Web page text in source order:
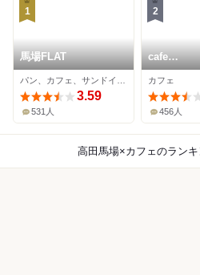
1
馬場FLAT
3.59
531人
2
cafe
カフェ
456人
高田馬場×カフェのラン